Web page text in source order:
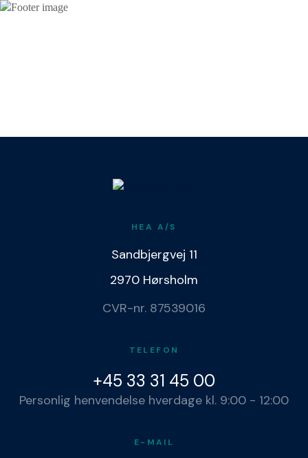
HEA A/S
Sandbjergvej 11
2970 Hørsholm
CVR-nr. 87539016
TELEFON
+45 33 31 45 00
Personlig henvendelse hverdage kl. 9:00 - 12:00
E-MAIL